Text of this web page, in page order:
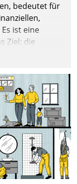
bedeutet für
ist eine
Ziel: die
Damit
Grundregeln